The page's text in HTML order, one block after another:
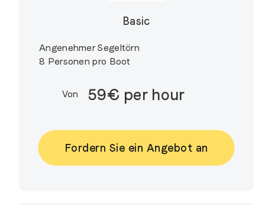
Basic
Angenehmer Segeltörn
8 Personen pro Boot
Von 59€ per hour
Fordern Sie ein Angebot an